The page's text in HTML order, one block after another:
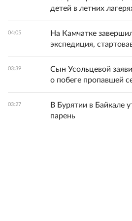
детей в летних
04:05
На Камчатке
экспедиция,
03:39
Сын Усольцевой
о побеге пропавшей
03:27
В Бурятии в Байкале
парень